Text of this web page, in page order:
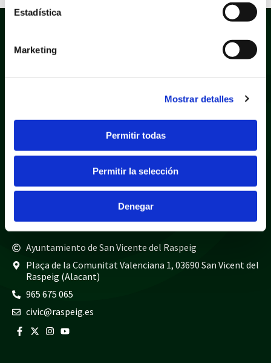
Estadística
Marketing
Mostrar detalles
Permitir todas
Permitir la selección
Denegar
Mapa web
Teléfonos de interés
Guardia civil
965 675 814
Ayuntamiento de San Vicente del Raspeig
Plaça de la Comunitat Valenciana 1, 03690 San Vicent del
Raspeig (Alacant)
965 675 065
civic@raspeig.es